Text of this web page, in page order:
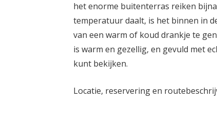
het enorme buitenterras reiken
temperatuur daalt, is het binnen in
van een warm of koud drankje te
is warm en gezellig, en gevuld met
kunt bekijken.
Locatie, reservering en